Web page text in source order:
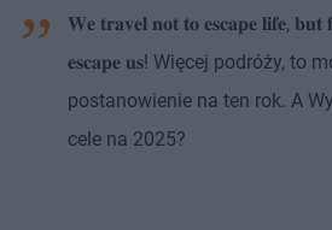
𝐖𝐞 𝐭𝐫𝐚𝐯𝐞𝐥 𝐧𝐨𝐭 𝐭𝐨 𝐞𝐬𝐜𝐚𝐩𝐞 𝐥𝐢𝐟𝐞, 𝐛𝐮𝐭
𝐞𝐬𝐜𝐚𝐩𝐞 𝐮𝐬! Więcej podróży, to
postanowienie na ten rok. A
cele na 2025?